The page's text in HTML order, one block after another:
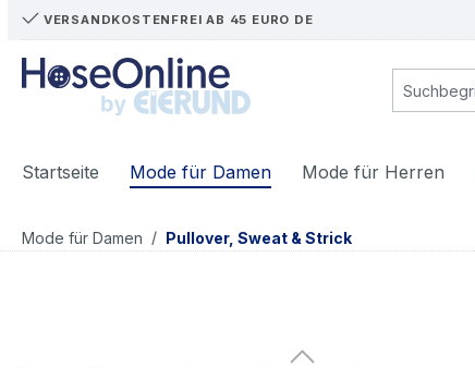
Hauptinhalt springen
Zur Suche springen
Zur Hauptnavigation springen
VERSANDKOSTENFREI AB 45 EURO DE
Startseite Mode für Damen Mode für Herren
Mode für Damen / Pullover, Sweat & Strick